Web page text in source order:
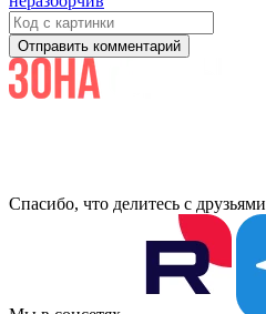
Отправить комментарий
Спасибо, что делитесь с друзьями